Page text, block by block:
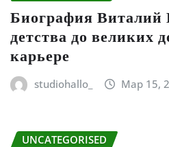
Биография
детства до великих
карьере
studiohallo_ Мар 15,
UNCATEGORISED